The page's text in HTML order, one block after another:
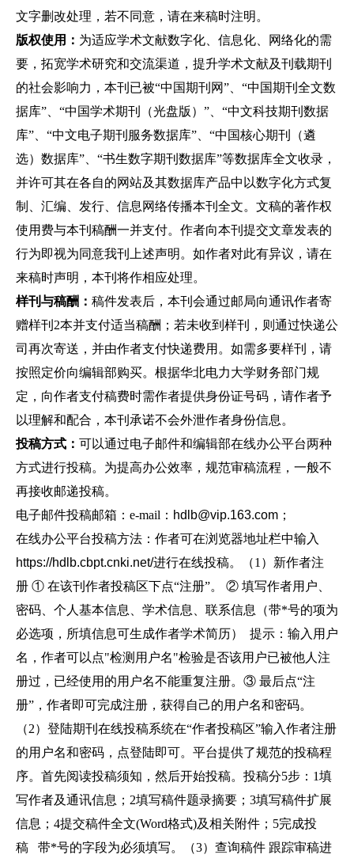
文字删改处理，若不同意，请在来稿时注明。
版权使用： 为适应学术文献数字化、信息化、网络化的需
要，拓宽学术研究和交流渠道，提升学术文献及刊载期刊
的社会影响力，本刊已被“中国期刊网”、“中国期刊全文数
据库”、“中国学术期刊（光盘版）”、“中文科技期刊数据
库”、“中文电子期刊服务数据库”、“中国核心期刊（遴
选）数据库”、“书生数字期刊数据库”等数据库全文收录，
并许可其在各自的网站及其数据库产品中以数字化方式复
制、汇编、发行、信息网络传播本刊全文。文稿的著作权
使用费与本刊稿酬一并支付。作者向本刊提交文章发表的
行为即视为同意我刊上述声明。如作者对此有异议，请在
来稿时声明，本刊将作相应处理。
样刊与稿酬： 稿件发表后，本刊会通过邮局向通讯作者寄
赠样刊2本并支付适当稿酬；若未收到样刊，则通过快递公
司再次寄送，并由作者支付快递费用。如需多要样刊，请
按照定价向编辑部购买。根据华北电力大学财务部门规
定，向作者支付稿费时需作者提供身份证号码，请作者予
以理解和配合，本刊承诺不会外泄作者身份信息。
投稿方式： 可以通过电子邮件和编辑部在线办公平台两种
方式进行投稿。为提高办公效率，规范审稿流程，一般不
再接收邮递投稿。
电子邮件投稿邮箱：e-mail： hdlb@vip.163.com；
在线办公平台投稿方法：作者可在浏览器地址栏中输入
https://hdlb.cbpt.cnki.net/进行在线投稿。（1）新作者注
册 ① 在该刊作者投稿区下点“注册”。 ② 填写作者用户、
密码、个人基本信息、学术信息、联系信息（带*号的项为
必选项，所填信息可生成作者学术简历） 提示：输入用户
名，作者可以点"检测用户名"检验是否该用户已被他人注
册过，已经使用的用户名不能重复注册。③ 最后点“注
册”，作者即可完成注册，获得自己的用户名和密码。
（2）登陆期刊在线投稿系统在“作者投稿区”输入作者注册
的用户名和密码，点登陆即可。平台提供了规范的投稿程
序。首先阅读投稿须知，然后开始投稿。投稿分5步：1填
写作者及通讯信息；2填写稿件题录摘要；3填写稿件扩展
信息；4提交稿件全文(Word格式)及相关附件；5完成投
稿 带*号的字段为必须填写。（3）查询稿件 跟踪审稿进